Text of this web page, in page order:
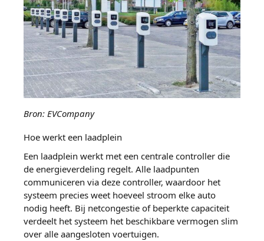
Bron: EVCompany
Hoe werkt een laadplein
Een laadplein werkt met een centrale controller die
de energieverdeling regelt. Alle laadpunten
communiceren via deze controller, waardoor het
systeem precies weet hoeveel stroom elke auto
nodig heeft. Bij netcongestie of beperkte capaciteit
verdeelt het systeem het beschikbare vermogen slim
over alle aangesloten voertuigen.